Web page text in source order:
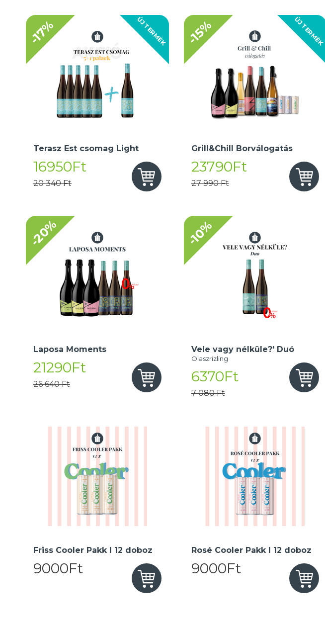
ÚJ TERMÉK
-17%
Terasz Est csomag Light
16950Ft
20 340 Ft
ÚJ TERMÉK
-15%
Grill&Chill Borválogatás
23790Ft
27 990 Ft
-20%
Laposa Moments
21290Ft
26 640 Ft
-10%
Vele vagy nélküle?' Duó
Olaszrizling
6370Ft
7 080 Ft
Friss Cooler Pakk I 12 doboz
9000Ft
Rosé Cooler Pakk I 12 doboz
9000Ft